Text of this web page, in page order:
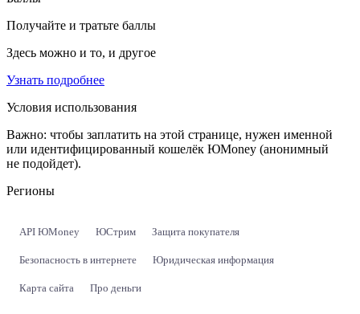
Получайте и тратьте баллы
Здесь можно и то, и другое
Узнать подробнее
Условия использования
Важно: чтобы заплатить на этой странице, нужен именной
или идентифицированный кошелёк ЮMoney (анонимный
не подойдет).
Регионы
API ЮMoney ЮСтрим Защита покупателя
Безопасность в интернете Юридическая информация
Карта сайта Про деньги